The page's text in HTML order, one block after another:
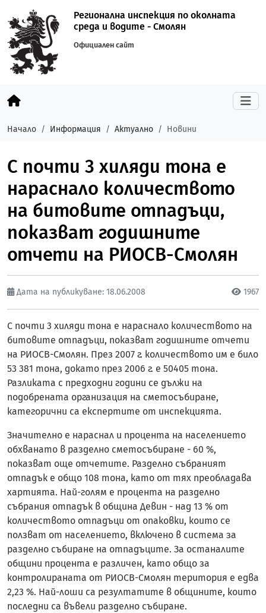
Регионална инспекция по околната
среда и водите - Смолян
Официален сайт
Начало Информация Актуално Новини
С почти 3 хиляди тона е
нараснало количеството
на битовите отпадъци,
показват годишните
отчети на РИОСВ-Смолян
Дата на публикуване: 18.06.2008 1967
С почти 3 хиляди тона е нараснало количеството на
битовите отпадъци, показват годишните отчети
на РИОСВ-Смолян. През 2007 г. количеството им е било
53 381 тона, докато през 2006 г. е 50405 тона.
Разликата с предходни години се дължи на
подобрената организация на сметосъбиране,
категорични са експертите от инспекцията.
Значително е нараснал и процента на населението
обхванато в разделно сметосъбиране - 60 %,
показват още отчетите. Разделно събраният
отпадък е общо 108 тона, като от тях преобладава
хартията. Най-голям е процента на разделно
събрания отпадък в община Девин - над 13 % от
количеството отпадъци от опаковки, които се
ползват от населението, включено в система за
разделно събиране на отпадъците. За останалите
общини процента е различен, като общо за
контролираната от РИОСВ-Смолян територия е едва
2,23 %. Най-лоши са резултатите в общините, които
последни са въвели разделно събиране.